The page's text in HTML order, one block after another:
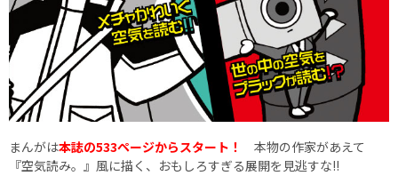
まんがは本誌の533ページからスタート！
本物の作家があえて
『空気読み。』風に描く、おもしろすぎる展開を見逃すな!!